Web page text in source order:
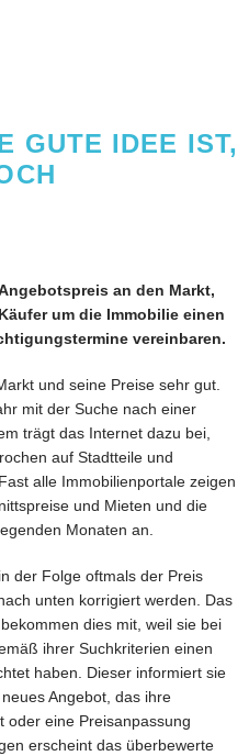
GUTE IDEE IST,
an den Markt,
um die Immobilie einen
vereinbaren.
und seine Preise sehr gut.
mit der Suche nach einer
trägt das Internet dazu bei,
auf Stadtteile und
alle Immobilienportale zeigen
und Mieten und die
Monaten an.
der Folge oftmals der Preis
unten korrigiert werden. Das
dies mit, weil sie bei
ihrer Suchkriterien einen
haben. Dieser informiert sie
Angebot, das ihre
oder eine Preisanpassung
erscheint das überbewerte